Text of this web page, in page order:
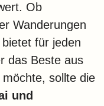
Ob
Wanderungen
für jeden
das Beste aus
sollte die
und